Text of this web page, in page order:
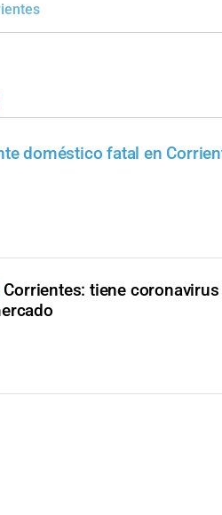
doméstico fatal en
Corrientes: tiene